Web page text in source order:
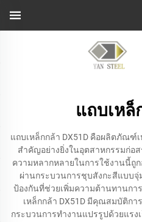
แถบเหล็
แถบเหล็กกล้า DX51D คือผลิตภัณ
สำคัญอย่างยิ่งในอุตสาหกรรมก่อ
ความหลากหลายในการใช้งานนี้ถู
ผ่านกระบวนการชุบสังกะสีแบบ
ป้องกันที่ช่วยเพิ่มความต้านทานกา
เหล็กกล้า DX51D มีคุณสมบัติกา
กระบวนการทำงานแปรรูปด้วยแรง